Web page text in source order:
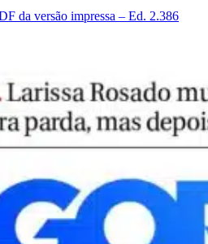
da versão impressa – Ed. 2.386